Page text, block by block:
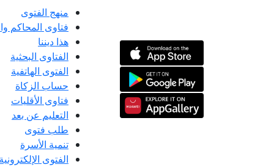
منهج الفتوى
فتاوى المحاكم
هذا ديننا
الفتاوى البحثية
الفتوى الهاتفية
حساب الزكاة
فتاوى الأقليات
التعليم عن بعد
طلب فتوى
تنمية الأسرة
الفتوى الإلكترونية